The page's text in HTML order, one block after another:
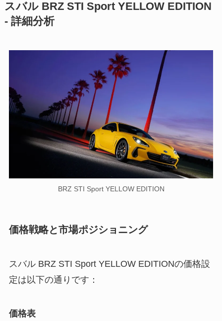
スバル BRZ STI Sport YELLOW EDITION
- 詳細分析
BRZ STI Sport YELLOW EDITION
価格戦略と市場ポジショニング
スバル BRZ STI Sport YELLOW EDITIONの価格設
定は以下の通りです：
価格表